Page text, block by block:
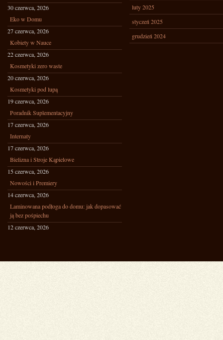
30 czerwca, 2026
Eko w Domu
27 czerwca, 2026
Kobiety w Nauce
22 czerwca, 2026
Kosmetyki zero waste
20 czerwca, 2026
Kosmetyki pod lupą
19 czerwca, 2026
Poradnik Suplementacyjny
17 czerwca, 2026
Internaty
17 czerwca, 2026
Bielizna i Stroje Kąpielowe
15 czerwca, 2026
Nowości i Premiery
14 czerwca, 2026
Laminowana podłoga do domu: jak dopasować
ją bez pośpiechu
12 czerwca, 2026
luty 2025
styczeń 2025
grudzień 2024